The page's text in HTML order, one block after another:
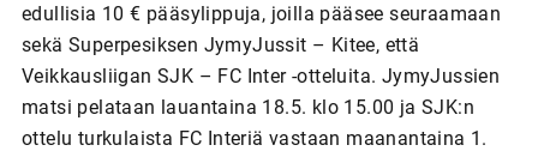
edullisia 10 € pääsylippuja, joilla pääsee seuraamaan
sekä Superpesiksen JymyJussit – Kitee, että
Veikkausliigan SJK – FC Inter -otteluita. JymyJussien
matsi pelataan lauantaina 18.5. klo 15.00 ja SJK:n
ottelu turkulaista FC Interiä vastaan maanantaina 1.